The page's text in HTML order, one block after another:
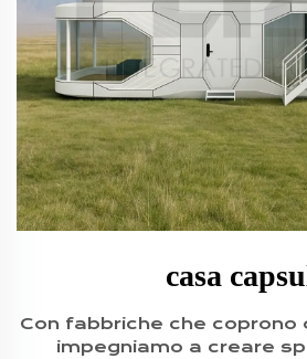
casa
Con fabbriche che coprono
impegniamo a creare